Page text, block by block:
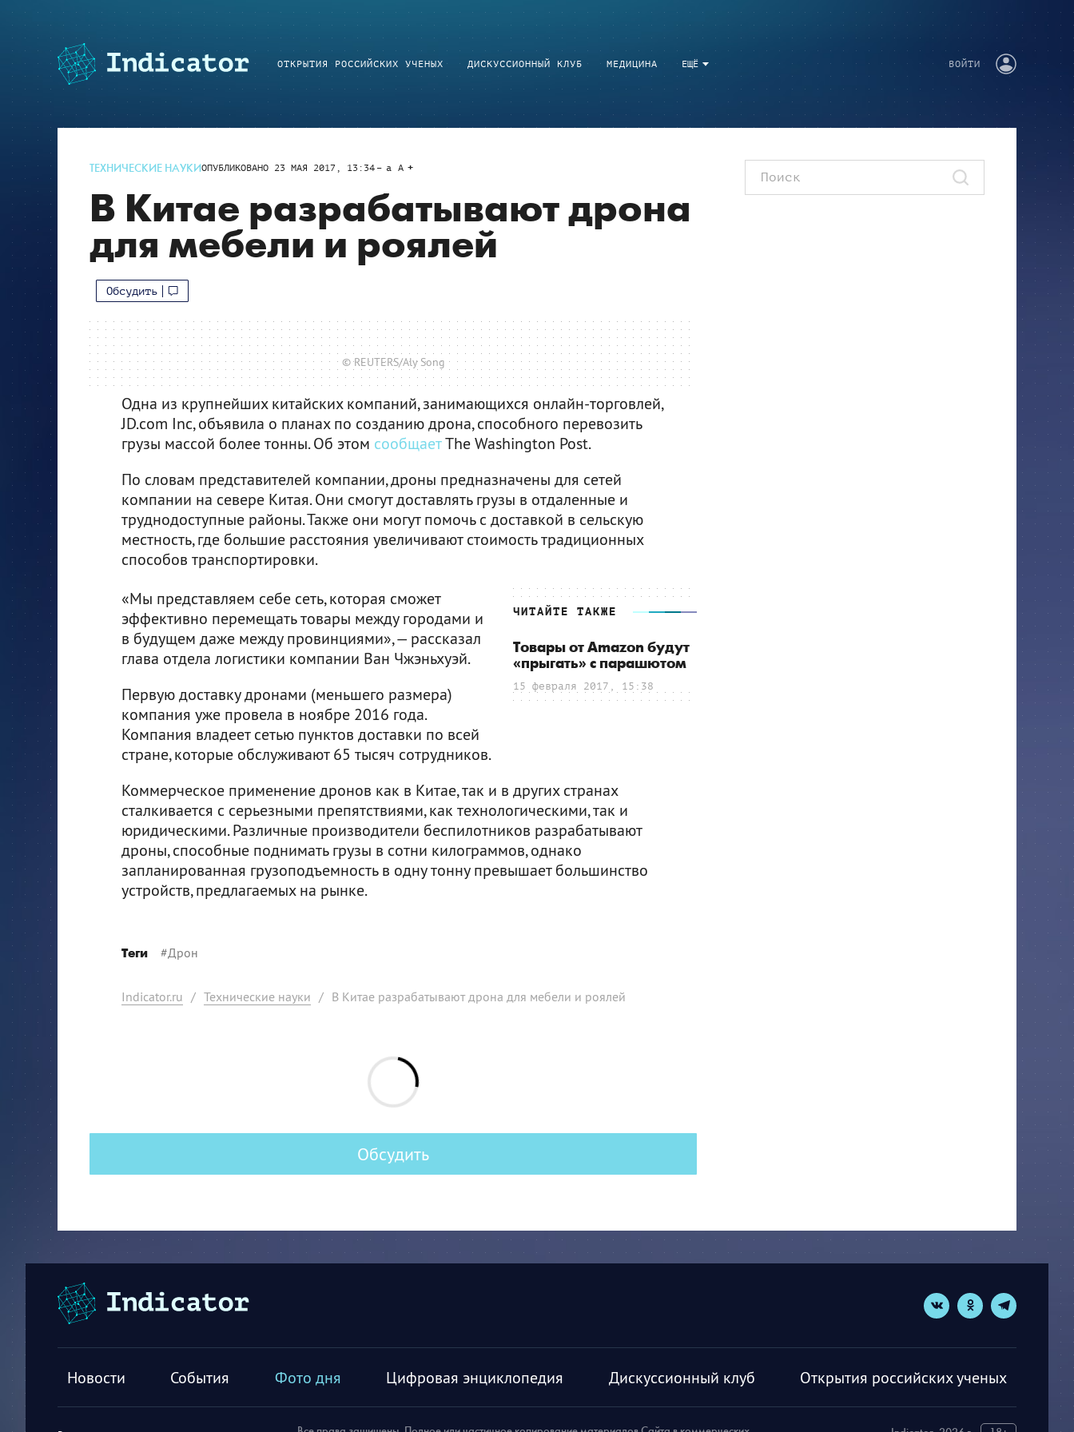
ЕЩЁ
ОТКРЫТИЯ РОССИЙСКИХ УЧЕНЫХ ДИСКУССИОННЫЙ КЛУБ МЕДИЦИНА ВОЙТИ
ТЕХНИЧЕСКИЕ НАУКИОПУБЛИКОВАНО 23 МАЯ 2017, 13:34 a A
В Китае разрабатывают дрона
для мебели и роялей
Обсудить
© REUTERS/Aly Song
Одна из крупнейших китайских компаний, занимающихся онлайн-торговлей,
JD.com Inc, объявила о планах по созданию дрона, способного перевозить
грузы массой более тонны. Об этом сообщаетThe Washington Post.
По словам представителей компании, дроны предназначены для сетей
компании на севере Китая. Они смогут доставлять грузы в отдаленные и
труднодоступные районы. Также они могут помочь с доставкой в сельскую
местность, где большие расстояния увеличивают стоимость традиционных
способов транспортировки.
ЧИТАЙТЕ ТАКЖЕ
Товары от Amazon будут
«прыгать» с парашютом
15 февраля 2017, 15:38
«Мы представляем себе сеть, которая сможет
эффективно перемещать товары между городами и
в будущем даже между провинциями», — рассказал
глава отдела логистики компании Ван Чжэньхуэй.
Первую доставку дронами (меньшего размера)
компания уже провела в ноябре 2016 года.
Компания владеет сетью пунктов доставки по всей
стране, которые обслуживают 65 тысяч сотрудников.
Коммерческое применение дронов как в Китае, так и в других странах
сталкивается с серьезными препятствиями, как технологическими, так и
юридическими. Различные производители беспилотников разрабатывают
дроны, способные поднимать грузы в сотни килограммов, однако
запланированная грузоподъемность в одну тонну превышает большинство
устройств, предлагаемых на рынке.
Теги #Дрон
Indicator.ru / Технические науки / В Китае разрабатывают дрона для мебели и роялей
Обсудить
Новости События Фото дня Цифровая энциклопедия Дискуссионный клуб Открытия российских ученых